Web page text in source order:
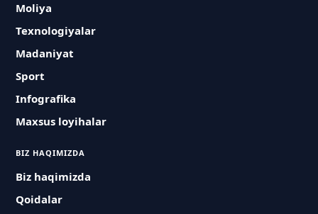
Moliya
Texnologiyalar
Madaniyat
Sport
Infografika
Maxsus loyihalar
BIZ HAQIMIZDA
Biz haqimizda
Qoidalar